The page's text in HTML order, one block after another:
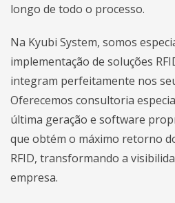
longo de todo o processo.
Na Kyubi System, somos
implementação de soluções
integram perfeitamente nos
Oferecemos consultoria
última geração e software
que obtém o máximo retorno
RFID, transformando a
empresa.